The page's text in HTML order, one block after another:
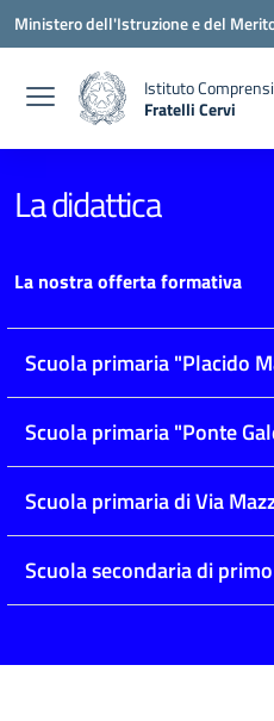
Vai ai contenuti
Vai al menu di navigazione
Vai al footer
Ministero dell'Istruzione e del
Istituto
Fratelli Cervi
La didattica
La nostra offerta formativa
Scuola primaria "Placido
Scuola primaria "Ponte
Scuola primaria di Via
Scuola secondaria di